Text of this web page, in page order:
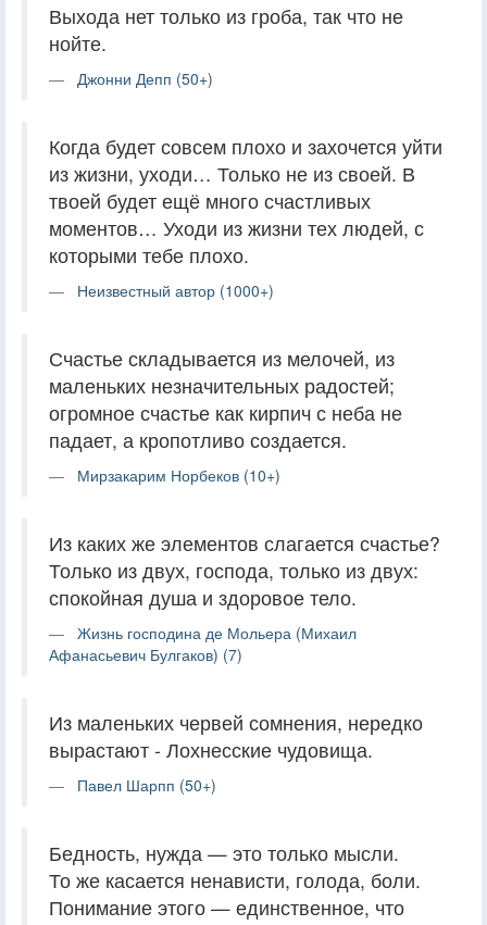
Выхода нет только из гроба, так что не
нойте.
Джонни Депп (50+)
Когда будет совсем плохо и захочется уйти
из жизни, уходи… Только не из своей. В
твоей будет ещё много счастливых
моментов… Уходи из жизни тех людей, с
которыми тебе плохо.
Неизвестный автор (1000+)
Счастье складывается из мелочей, из
маленьких незначительных радостей;
огромное счастье как кирпич с неба не
падает, а кропотливо создается.
Мирзакарим Норбеков (10+)
Из каких же элементов слагается счастье?
Только из двух, господа, только из двух:
спокойная душа и здоровое тело.
Жизнь господина де Мольера (Михаил
Афанасьевич Булгаков) (7)
Из маленьких червей сомнения, нередко
вырастают - Лохнесские чудовища.
Павел Шарпп (50+)
Бедность, нужда — это только мысли.
То же касается ненависти, голода, боли.
Понимание этого — единственное, что